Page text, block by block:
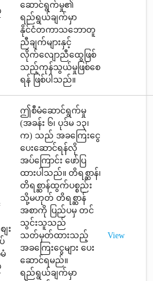
ဆောင်ရွက်မှု၏
ရည်ရွယ်ချက်မှာ
နိုင်ငံတကာသဘောတူ
ညီချက်များနှင့်
လိုက်လျောညီထွေဖြစ်
သည့်ကုန်သွယ်မှုဖြစ်စေ
ရန် ဖြစ်ပါသည်။
း
ဤစီမံဆောင်ရွက်မှု
(အခန်း ၆၊ ပုဒ်မ ၁၃၊
က) သည် အခကြေးငွေ
ပေးဆောင်ရန်လို
အပ်ကြောင်း ဖော်ပြ
ထားပါသည်။ တိရစ္ဆာန်၊
တိရစ္ဆာန်ထွက်ပစ္စည်း
သို့မဟုတ် တိရစ္ဆာန်
အစာကို ပြည်ပမှ တင်
သွင်းသူသည်
သတ်မှတ်ထားသည့်
အခကြေးငွေများ ပေး
ဆောင်ရမည်။
ရည်ရွယ်ချက်မှာ
View